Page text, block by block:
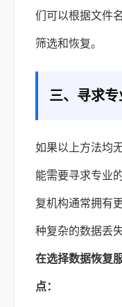
们可以根据文件
筛选和恢复。
三、寻求
如果以上方法均
能需要寻求专业
复机构通常拥有
种复杂的数据丢
在选择数据恢复
点：